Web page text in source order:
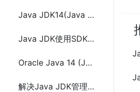
Java JDK14(Java 14) 在Linux上手动安装配置和Jabba版本管理工具
Java JDK使用SDKMAN、JEnv和Jabba安装配置及版本切换
Oracle Java 14 (JDK 14)在Ubuntu、Linux Mint或Debian(使用PPA)安装配置
解决Java JDK管理工具Jabba安装时raw.githubusercontent.com不能访问的问题